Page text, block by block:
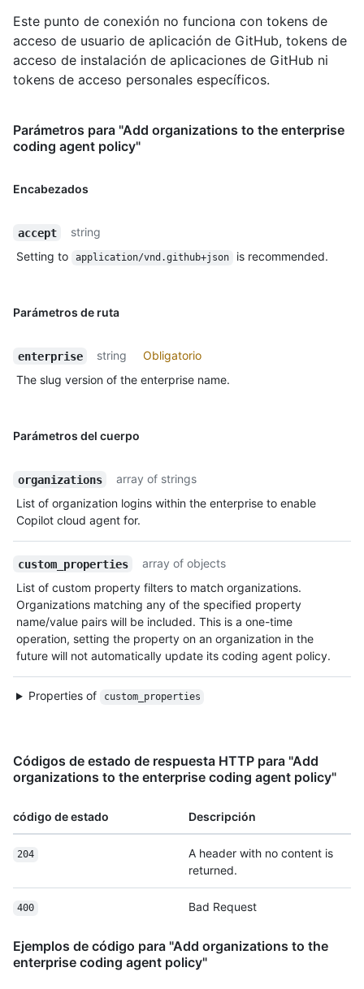
Este punto de conexión no funciona con tokens de
acceso de usuario de aplicación de GitHub, tokens de
acceso de instalación de aplicaciones de GitHub ni
tokens de acceso personales específicos.
Parámetros para "Add organizations to the enterprise
coding agent policy"
Encabezados
accept
string
Setting to
application/vnd.github+json is recommended.
Parámetros de ruta
enterprise string
Obligatorio
The slug version of the enterprise name.
Parámetros del cuerpo
organizations
array of strings
List of organization logins within the enterprise to enable
Copilot cloud agent for.
custom_properties
array of objects
List of custom property filters to match organizations.
Organizations matching any of the specified property
name/value pairs will be included. This is a one-time
operation, setting the property on an organization in the
future will not automatically update its coding agent policy.
Properties of custom_properties
Códigos de estado de respuesta HTTP para "Add
organizations to the enterprise coding agent policy"
código de estado Descripción
204
A header with no content is
returned.
400 Bad Request
Ejemplos de código para "Add organizations to the
enterprise coding agent policy"